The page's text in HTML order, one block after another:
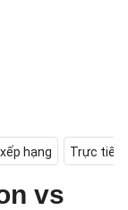
hạng Trực tiếp
vs